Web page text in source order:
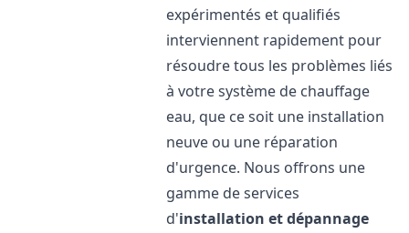
expérimentés et qualifiés
interviennent rapidement pour
résoudre tous les problèmes liés
à votre système de chauffage
eau, que ce soit une installation
neuve ou une réparation
d'urgence. Nous offrons une
gamme de services
d'installation et dépannage